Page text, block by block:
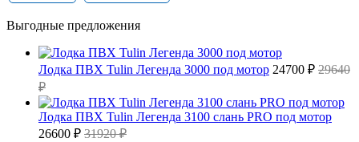
Выгодные предложения
Лодка ПВХ Tulin Легенда 3000 под мотор 24700 ₽ 29640
₽
Лодка ПВХ Tulin Легенда 3100 слань PRO под мотор
26600 ₽ 31920 ₽